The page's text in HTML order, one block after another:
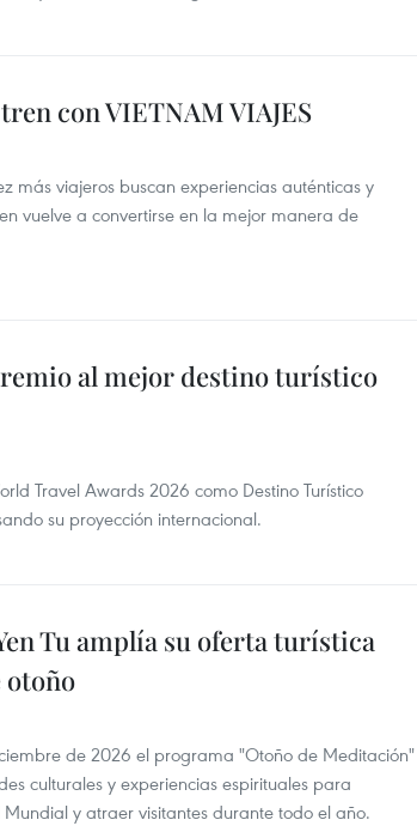
con VIETNAM VIAJES
más viajeros buscan experiencias auténticas y
vuelve a convertirse en la mejor manera de
al mejor destino turístico
Travel Awards 2026 como Destino Turístico
su proyección internacional.
Tu amplía su oferta turística
otoño
de 2026 el programa "Otoño de Meditación"
culturales y experiencias espirituales para
y atraer visitantes durante todo el año.